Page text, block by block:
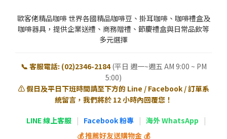
歐客佬精品咖啡 世界各國精品咖啡豆、掛耳咖啡、咖啡禮盒及
咖啡器具，提供企業送禮、商務贈禮、節慶禮盒與日常品飲等
多元選擇
📞 客服電話: (02)2346-2184 (平日 週一~週五 AM 9:00 ~ PM
5:00)
⚠️ 假日及平日下班時間請至下方的 Line / Facebook / 訂單系
統留言，我們將於 12 小時內回覆您！
LINE 線上客服 | Facebook 粉專 | 海外 WhatsApp
|
💰 推薦好友送購物金 💰